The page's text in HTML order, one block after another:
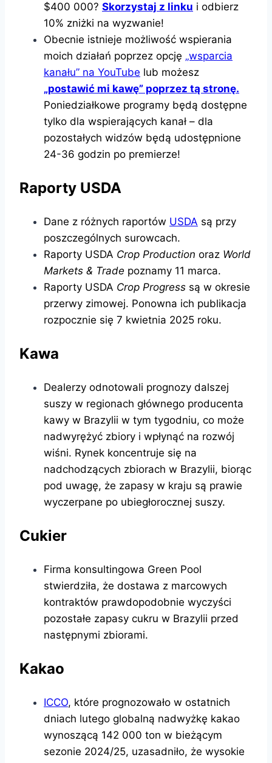
$400 000? Skorzystaj z linku i odbierz
10% zniżki na wyzwanie!
Obecnie istnieje możliwość wspierania
moich działań poprzez opcję „wsparcia
kanału” na YouTube lub możesz
„postawić mi kawę” poprzez tą stronę.
Poniedziałkowe programy będą dostępne
tylko dla wspierających kanał – dla
pozostałych widzów będą udostępnione
24-36 godzin po premierze!
Raporty USDA
Dane z różnych raportów USDA są przy
poszczególnych surowcach.
Raporty USDA Crop Production oraz World
Markets & Trade poznamy 11 marca.
Raporty USDA Crop Progress są w okresie
przerwy zimowej. Ponowna ich publikacja
rozpocznie się 7 kwietnia 2025 roku.
Kawa
Dealerzy odnotowali prognozy dalszej
suszy w regionach głównego producenta
kawy w Brazylii w tym tygodniu, co może
nadwyrężyć zbiory i wpłynąć na rozwój
wiśni. Rynek koncentruje się na
nadchodzących zbiorach w Brazylii, biorąc
pod uwagę, że zapasy w kraju są prawie
wyczerpane po ubiegłorocznej suszy.
Cukier
Firma konsultingowa Green Pool
stwierdziła, że ​​dostawa z marcowych
kontraktów prawdopodobnie wyczyści
pozostałe zapasy cukru w Brazylii przed
następnymi zbiorami.
Kakao
ICCO, które prognozowało w ostatnich
dniach lutego globalną nadwyżkę kakao
wynoszącą 142 000 ton w bieżącym
sezonie 2024/25, uzasadniło, że wysokie